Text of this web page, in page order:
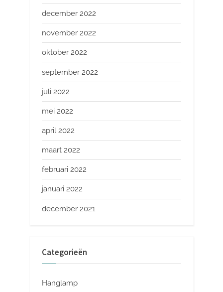
december 2022
november 2022
oktober 2022
september 2022
juli 2022
mei 2022
april 2022
maart 2022
februari 2022
januari 2022
december 2021
Categorieën
Hanglamp